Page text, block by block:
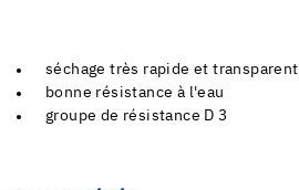
séchage très rapide et transparent
bonne résistance à l'eau
groupe de résistance D 3